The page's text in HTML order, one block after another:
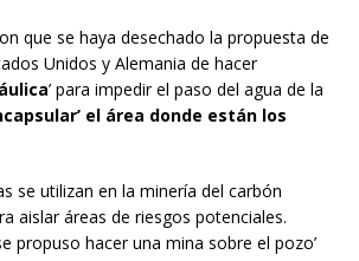
que se haya desechado la propuesta de
Unidos y Alemania de hacer
’ para impedir el paso del agua de la
el área donde están los
se utilizan en la minería del carbón
aislar áreas de riesgos potenciales.
propuso hacer una mina sobre el pozo’